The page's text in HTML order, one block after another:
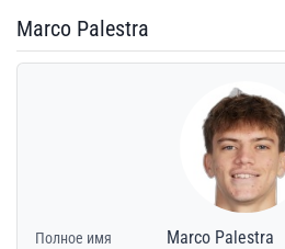
Marco Palestra
Полное имя Marco Palestra